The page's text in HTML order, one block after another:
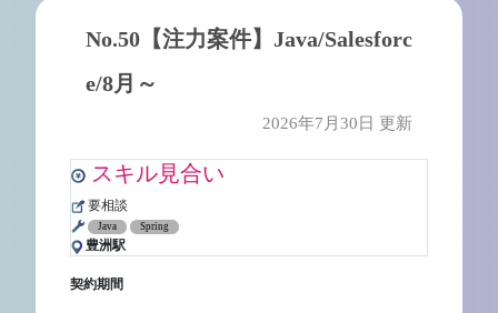
No.50【注力案件】Java/Salesforc
e/8月～
2026年7月30日 更新
スキル見合い
要相談
Java Spring
豊洲駅
契約期間